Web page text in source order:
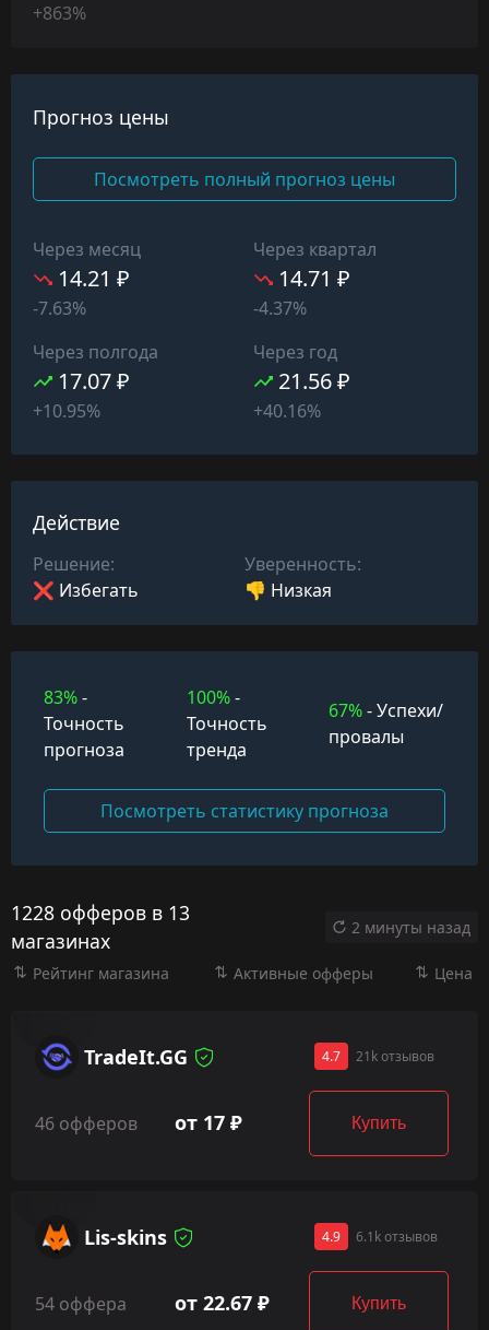
+863%
Прогноз цены
Посмотреть полный прогноз цены
Через месяц
14.21 ₽
-7.63%
Через квартал
14.71 ₽
-4.37%
Через полгода
17.07 ₽
+10.95%
Через год
21.56 ₽
+40.16%
Действие
Решение:
❌ Избегать
Уверенность:
👎 Низкая
83%-
Точность
прогноза
100%-
Точность
тренда
67%- Успехи/
провалы
Посмотреть статистику прогноза
1228 офферов в 13
магазинах
2 минуты назад
Рейтинг магазина Активные офферы Цена
TradeIt.GG 4.7 21k отзывов
46 офферов от 17 ₽ Купить
Lis-skins 4.9 6.1k отзывов
54 оффера от 22.67 ₽ Купить